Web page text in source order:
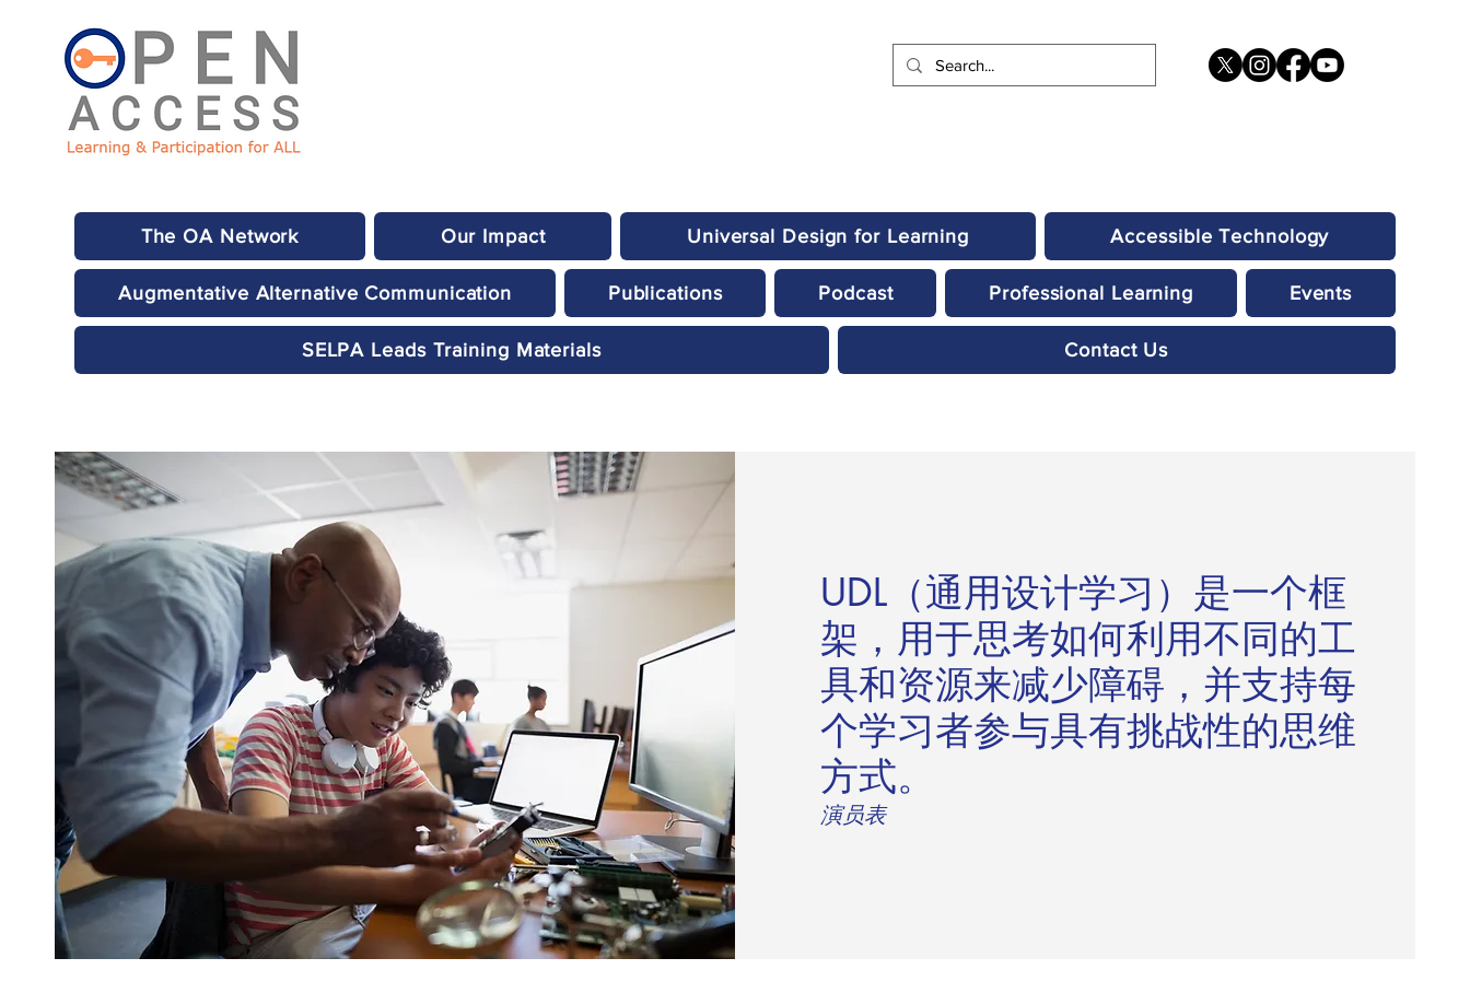
The OA Network Our Impact Universal Design for Learning Accessible Technology
Augmentative Alternative Communication Publications Podcast Professional Learning Events
SELPA Leads Training Materials Contact Us
UDL（通用设计学习）是一个框
架，用于思考如何利用不同的工
具和资源来减少障碍，并支持每
个学习者参与具有挑战性的思维
方式。
演员表